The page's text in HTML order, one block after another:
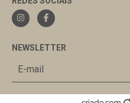
NEWSLETTER